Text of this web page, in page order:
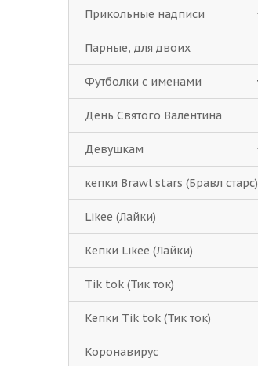
Прикольные надписи
Парные, для двоих
Футболки с именами
День Святого Валентина
Девушкам
кепки Brawl stars (Бравл старс)
Likee (Лайки)
Кепки Likee (Лайки)
Tik tok (Тик ток)
Кепки Tik tok (Тик ток)
Коронавирус